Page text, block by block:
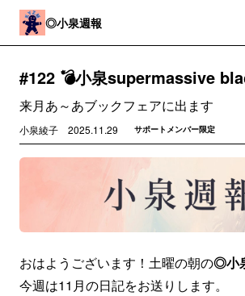
◎小泉週報
#122 💣小泉supermassive
来月あ～あブックフェアに出ます
小泉綾子 2025.11.29 サポートメンバー限定
おはようございます！土曜の朝の◎小
今週は11月の日記をお送りします。